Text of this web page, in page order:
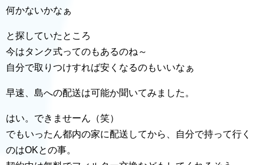
何かないかなぁ
と探していたところ
今はタンク式ってのもあるのね～
自分で取りつけすれば安くなるのもいいなぁ
早速、島への配送は可能か聞いてみました。
はい。できませーん（笑）
でもいったん都内の家に配送してから、自分で持って行く
のはOKとの事。